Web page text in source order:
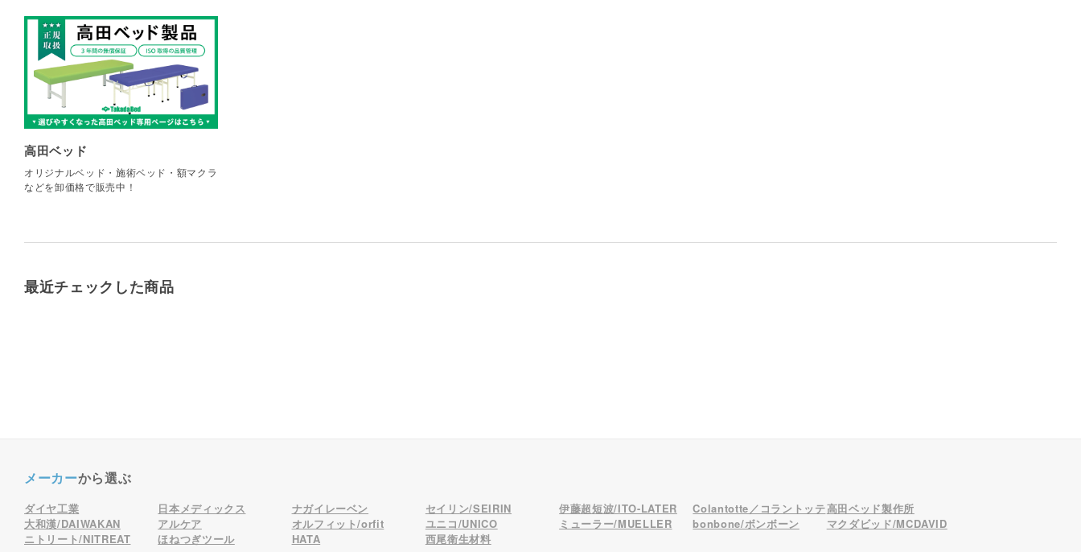
高田ベッド
オリジナルベッド・施術ベッド・額マクラ
などを卸価格で販売中！
最近チェックした商品
メーカーから選ぶ
ダイヤ工業 日本メディックス ナガイレーベン セイリン/SEIRIN 伊藤超短波/ITO-LATER Colantotte／コラントッテ高田ベッド製作所
大和漢/DAIWAKAN
アルケア オルフィット/orfit ユニコ/UNICO ミューラー/MUELLER bonbone/ボンボーン
マクダビッド/MCDAVID
ニトリート/NITREAT
ほねつぎツール HATA 西尾衛生材料